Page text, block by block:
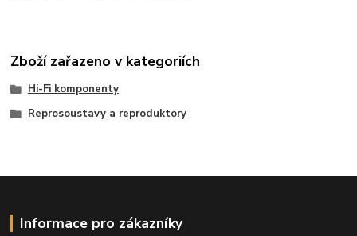
Zboží zařazeno v kategoriích
Hi-Fi komponenty
Reprosoustavy a reproduktory
Informace pro zákazníky